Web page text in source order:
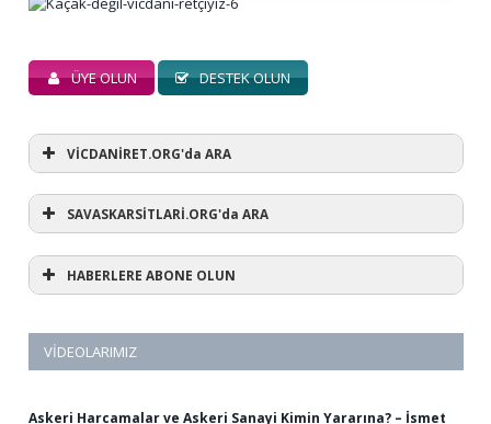
ÜYE OLUN DESTEK OLUN
VİCDANİRET.ORG'da ARA
SAVASKARSİTLARİ.ORG'da ARA
HABERLERE ABONE OLUN
VIDEOLARIMIZ
Askeri Harcamalar ve Askeri Sanayi Kimin Yararına? – İsmet